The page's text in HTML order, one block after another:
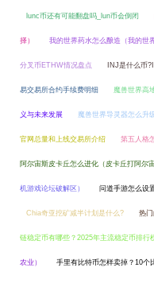
lunc币还有可能翻盘吗_lun币会倒闭
择） 我的世界药水怎么酿造（我的世
分叉币ETHW情况盘点 INJ是什么币
易交易所合约手续费明细 魔兽世界高
义与未来发展 魔兽世界导灵器怎么升
官网总量和上线交易所介绍 第五人格
阿尔宙斯皮卡丘怎么进化（皮卡丘打阿尔
机游戏论坛破解区） 问道手游怎么设
Chia奇亚挖矿减半计划是什么? 热
链稳定币有哪些？2025年主流稳定币排行
农业） 手里有比特币怎样卖掉？10个